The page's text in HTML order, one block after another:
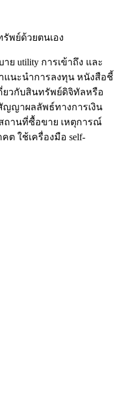
พย์ด้วยตนเอง
ย utility การเข้าถึง และ
แนะนำการลงทุน หนังสือชี้
ยวกับสินทรัพย์ดิจิทัลหรือ
ญญาผลลัพธ์ทางการเงิน
ถานที่ซื้อขาย เหตุการณ์
ต ใช้เครื่องมือ self-